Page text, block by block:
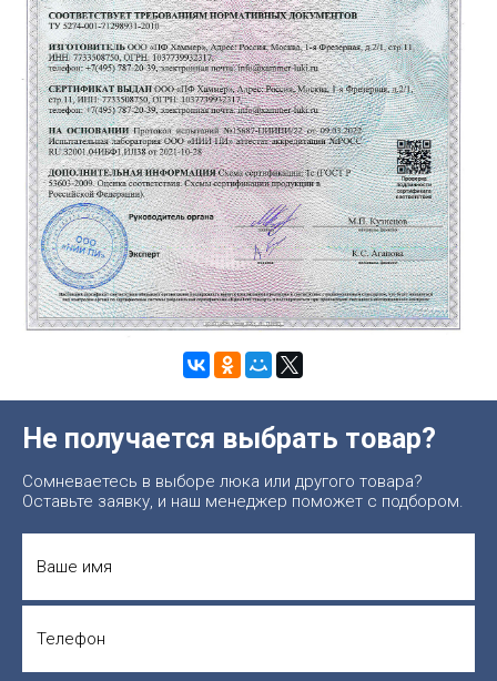
Не получается выбрать товар?
Сомневаетесь в выборе люка или другого товара?
Оставьте заявку, и наш менеджер поможет с подбором.